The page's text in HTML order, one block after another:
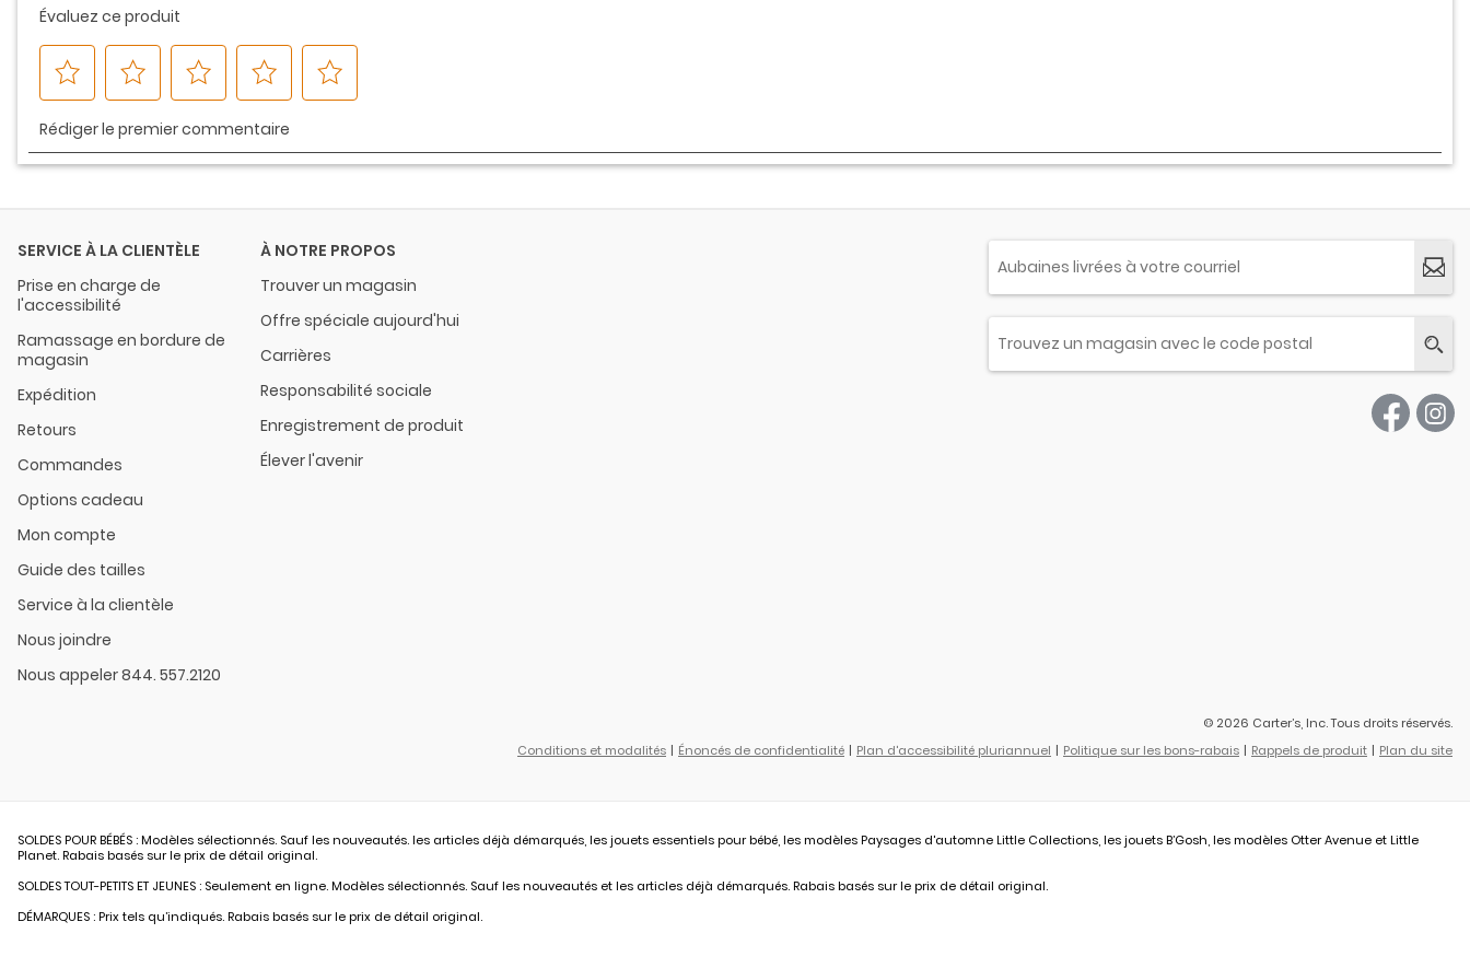
SERVICE À LA CLIENTÈLE
Prise en charge de
l'accessibilité
Ramassage en bordure de
magasin
Expédition
Retours
Commandes
Options cadeau
Mon compte
Guide des tailles
Service à la clientèle
Nous joindre
Nous appeler 844. 557.2120
À NOTRE PROPOS
Trouver un magasin
Offre spéciale aujourd'hui
Carrières
Responsabilité sociale
Enregistrement de produit
Élever l'avenir
© 2026 Carter’s, Inc. Tous droits réservés.
Conditions et modalités
Énoncés de confidentialité Plan d'accessibilité pluriannuel Politique sur les bons-rabais Rappels de produit Plan du site
SOLDES POUR BÉBÉS : Modèles sélectionnés. Sauf les nouveautés. les articles déjà démarqués, les jouets essentiels pour bébé, les modèles Paysages d'automne Little Collections, les jouets B’Gosh, les modèles Otter Avenue et Little
Planet. Rabais basés sur le prix de détail original.
SOLDES TOUT-PETITS ET JEUNES : Seulement en ligne. Modèles sélectionnés. Sauf les nouveautés et les articles déjà démarqués. Rabais basés sur le prix de détail original.
DÉMARQUES : Prix tels qu’indiqués. Rabais basés sur le prix de détail original.